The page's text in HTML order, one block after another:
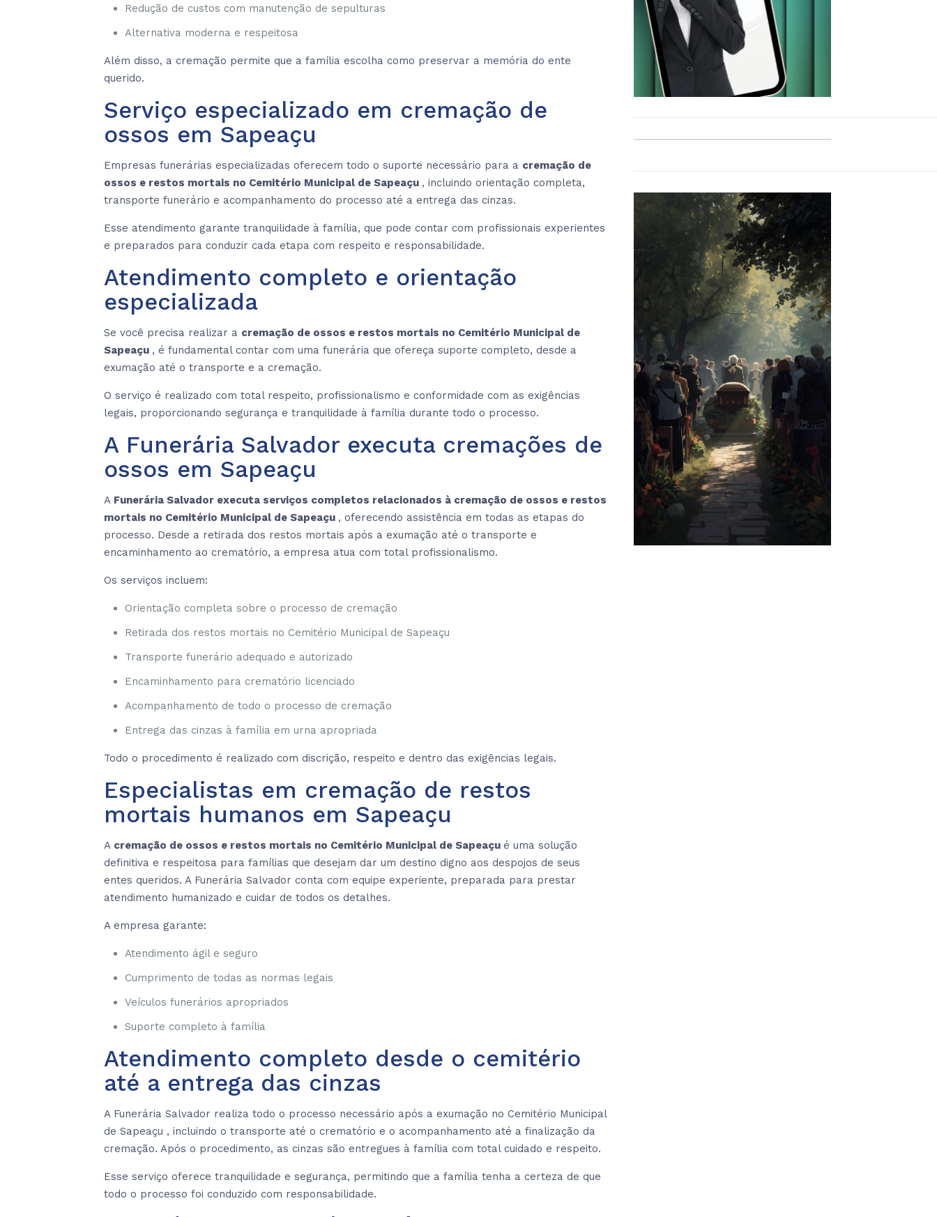
Redução de custos com manutenção de sepulturas
Alternativa moderna e respeitosa
Além disso, a cremação permite que a família escolha como preservar a memória do ente
querido.
Serviço especializado em cremação de
ossos em Sapeaçu
Empresas funerárias especializadas oferecem todo o suporte necessário para a cremação de
ossos e restos mortais no Cemitério Municipal de Sapeaçu , incluindo orientação completa,
transporte funerário e acompanhamento do processo até a entrega das cinzas.
Esse atendimento garante tranquilidade à família, que pode contar com profissionais experientes
e preparados para conduzir cada etapa com respeito e responsabilidade.
Atendimento completo e orientação
especializada
Se você precisa realizar a cremação de ossos e restos mortais no Cemitério Municipal de
Sapeaçu , é fundamental contar com uma funerária que ofereça suporte completo, desde a
exumação até o transporte e a cremação.
O serviço é realizado com total respeito, profissionalismo e conformidade com as exigências
legais, proporcionando segurança e tranquilidade à família durante todo o processo.
A Funerária Salvador executa cremações de
ossos em Sapeaçu
A Funerária Salvador executa serviços completos relacionados à cremação de ossos e restos
mortais no Cemitério Municipal de Sapeaçu , oferecendo assistência em todas as etapas do
processo. Desde a retirada dos restos mortais após a exumação até o transporte e
encaminhamento ao crematório, a empresa atua com total profissionalismo.
Os serviços incluem:
Orientação completa sobre o processo de cremação
Retirada dos restos mortais no Cemitério Municipal de Sapeaçu
Transporte funerário adequado e autorizado
Encaminhamento para crematório licenciado
Acompanhamento de todo o processo de cremação
Entrega das cinzas à família em urna apropriada
Todo o procedimento é realizado com discrição, respeito e dentro das exigências legais.
Especialistas em cremação de restos
mortais humanos em Sapeaçu
A cremação de ossos e restos mortais no Cemitério Municipal de Sapeaçué uma solução
definitiva e respeitosa para famílias que desejam dar um destino digno aos despojos de seus
entes queridos. A Funerária Salvador conta com equipe experiente, preparada para prestar
atendimento humanizado e cuidar de todos os detalhes.
A empresa garante:
Atendimento ágil e seguro
Cumprimento de todas as normas legais
Veículos funerários apropriados
Suporte completo à família
Atendimento completo desde o cemitério
até a entrega das cinzas
A Funerária Salvador realiza todo o processo necessário após a exumação no Cemitério Municipal
de Sapeaçu , incluindo o transporte até o crematório e o acompanhamento até a finalização da
cremação. Após o procedimento, as cinzas são entregues à família com total cuidado e respeito.
Esse serviço oferece tranquilidade e segurança, permitindo que a família tenha a certeza de que
todo o processo foi conduzido com responsabilidade.